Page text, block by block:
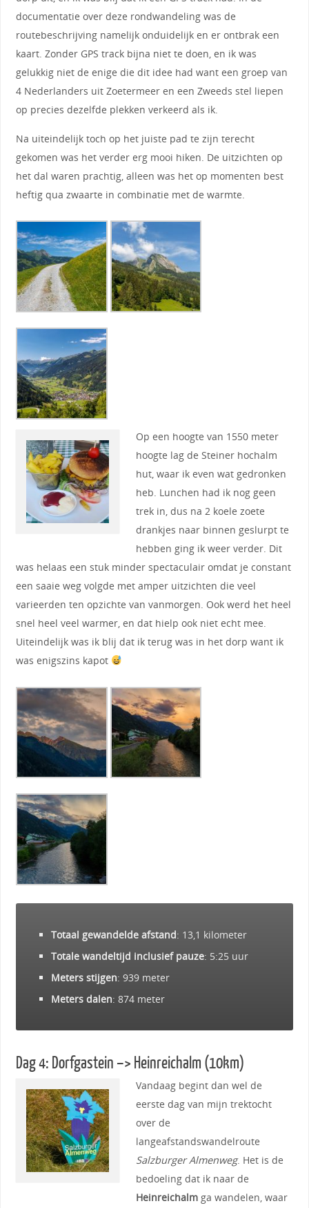
documentatie over deze rondwandeling was de
routebeschrijving namelijk onduidelijk en er ontbrak een
kaart. Zonder GPS track bijna niet te doen, en ik was
gelukkig niet de enige die dit idee had want een groep van
4 Nederlanders uit Zoetermeer en een Zweeds stel liepen
op precies dezelfde plekken verkeerd als ik.
Na uiteindelijk toch op het juiste pad te zijn terecht
gekomen was het verder erg mooi hiken. De uitzichten op
het dal waren prachtig, alleen was het op momenten best
heftig qua zwaarte in combinatie met de warmte.
Op een hoogte van 1550 meter
hoogte lag de Steiner hochalm
hut, waar ik even wat gedronken
heb. Lunchen had ik nog geen
trek in, dus na 2 koele zoete
drankjes naar binnen geslurpt te
hebben ging ik weer verder. Dit
was helaas een stuk minder spectaculair omdat je constant
een saaie weg volgde met amper uitzichten die veel
varieerden ten opzichte van vanmorgen. Ook werd het heel
snel heel veel warmer, en dat hielp ook niet echt mee.
Uiteindelijk was ik blij dat ik terug was in het dorp want ik
was enigszins kapot
Totaal gewandelde afstand: 13,1 kilometer
Totale wandeltijd inclusief pauze: 5:25 uur
Meters stijgen: 939 meter
Meters dalen: 874 meter
Dag 4: Dorfgastein –> Heinreichalm (10km)
Vandaag begint dan wel de
eerste dag van mijn trektocht
over de
langeafstandswandelroute
Salzburger Almenweg. Het is de
bedoeling dat ik naar de
Heinreichalmga wandelen, waar